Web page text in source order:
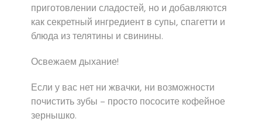
приготовлении сладостей, но и добавляются
как секретный ингредиент в супы, спагетти и
блюда из телятины и свинины.
Освежаем дыхание!
Если у вас нет ни жвачки, ни возможности
почистить зубы – просто пососите кофейное
зернышко.